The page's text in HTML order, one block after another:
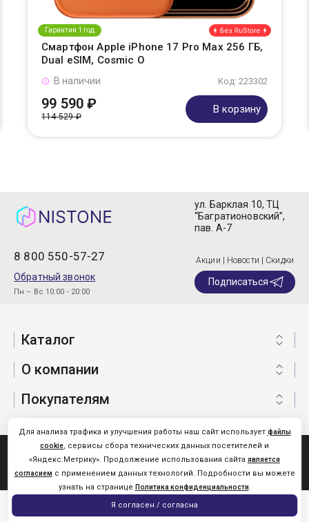
Гарантия 1 год
Смартфон Apple iPhone 17 Pro Max 256 ГБ,
Dual eSIM, Cosmic O
Код: 223302
В наличии
99 590 ₽
114 529 ₽
В корзину
8 800 550-57-27
Обратный звонок
Пн – Вс 10:00 - 20:00
ул. Барклая 10, ТЦ
“Багратионовский”,
пав. А-7
Акции | Новости | Скидки
Подписаться
Каталог
О компании
Покупателям
Nistone.Ru © 2026
Карта сайта
Для анализа трафика и улучшения работы наш сайт использует файлы
cookie, сервисы сбора технических данных посетителей и
«Яндекс.Метрику». Продолжение использования сайта является
согласием с применением данных технологий. Подробности вы можете
узнать на странице Политика конфиденциальности.
Я согласен / согласна